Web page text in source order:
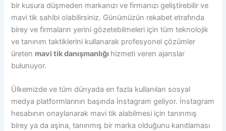
bir kusura düşmeden markanızı ve firmanızı geliştirebilir ve
mavi tik sahibi olabilirsiniz. Günümüzün rekabet etrafında
birey ve firmaların yerini gözetebilmeleri için tüm teknolojik
ve tanınım taktiklerini kullanarak profesyonel çözümler
üreten mavi tik danışmanlığı hizmeti veren ajanslar
bulunuyor.
Ülkemizde ve tüm dünyada en fazla kullanılan sosyal
medya platformlarının başında İnstagram geliyor. İnstagram
hesabının onaylanarak mavi tik alabilmesi için tanınmış
birey ya da aşina, tanınmış bir marka olduğunu kanıtlaması